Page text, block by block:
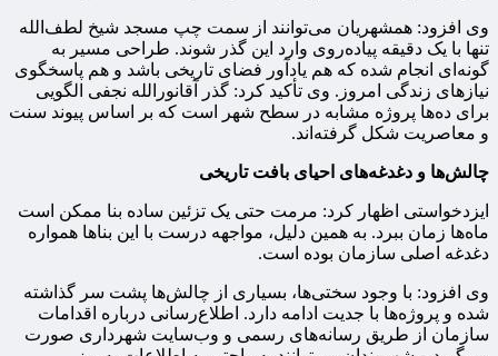
وی افزود: همشهریان می‌توانند از سمت چپ مسجد شیخ لطف‌الله
تنها با یک دقیقه پیاده‌روی وارد این گذر شوند. طراحی مسیر به
گونه‌ای انجام شده که هم یادآور فضای تاریخی باشد و هم پاسخگوی
نیازهای زندگی امروز. وی تأکید کرد: گذر آقانورالله نجفی الگویی
برای ده‌ها پروژه مشابه در سطح شهر است که بر اساس پیوند سنت
و معاصریت شکل گرفته‌اند.
چالش‌ها و دغدغه‌های احیای بافت تاریخی
ایزدخواستی اظهار کرد: مرمت حتی یک تزئین ساده بنا ممکن است
ماه‌ها زمان ببرد. به همین دلیل، مواجهه درست با این بناها همواره
دغدغه اصلی سازمان بوده است.
وی افزود: با وجود سختی‌ها، بسیاری از چالش‌ها پشت سر گذاشته
شده و پروژه‌ها با جدیت ادامه دارد. اطلاع‌رسانی درباره اقدامات
سازمان از طریق رسانه‌های رسمی و وب‌سایت شهرداری صورت